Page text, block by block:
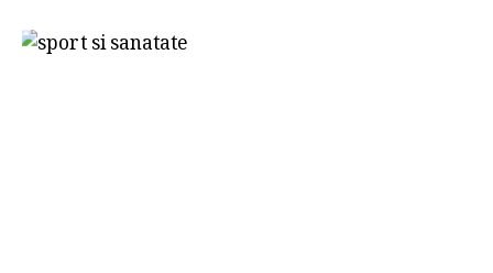
stiu cum de au ajuns la acest pret astronomic
dar...